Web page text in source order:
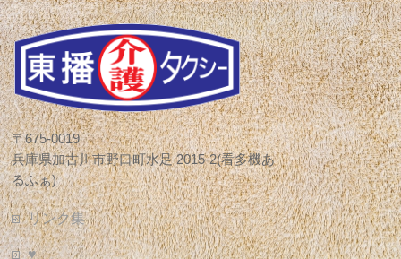
〒675-0019
兵庫県加古川市野口町水足 2015-2(看多機あ
るふぁ)
リンク集
♥